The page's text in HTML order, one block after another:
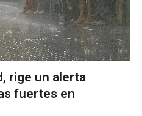
rige un alerta
fuertes en